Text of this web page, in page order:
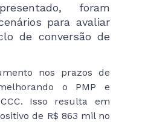
foram
para avaliar
de conversão de
nos prazos de
o PMP e
Isso resulta em
de R$ 863 mil no